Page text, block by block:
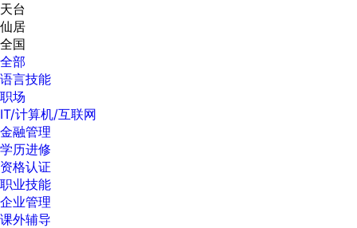
天台
仙居
全国
全部
语言技能
职场
IT/计算机/互联网
金融管理
学历进修
资格认证
职业技能
企业管理
课外辅导